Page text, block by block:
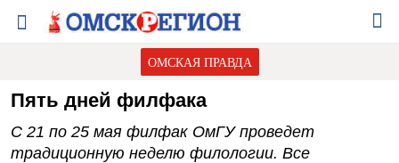
ОМСКАЯ ПРАВДА
Пять дней филфака
С 21 по 25 мая филфак ОмГУ проведет
традиционную неделю филологии. Все